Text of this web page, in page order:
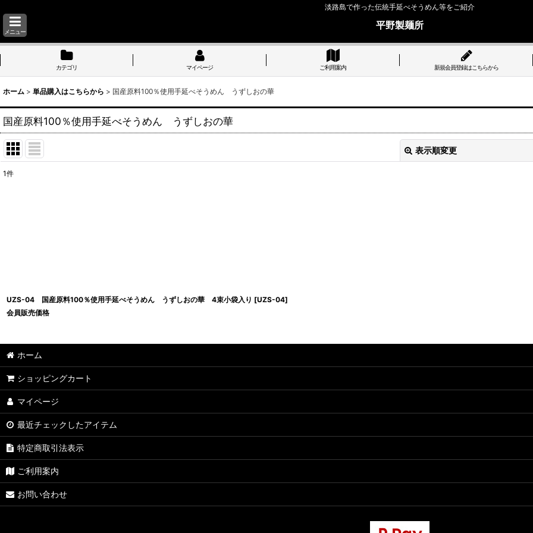
淡路島で作った伝統手延べそうめん等をご紹介
メニュー
平野製麺所
カテゴリ マイページ ご利用案内 新規会員登録はこちらから
ホーム > 単品購入はこちらから > 国産原料100％使用手延べそうめん うずしおの華
国産原料100％使用手延べそうめん うずしおの華
表示順変更
1件
UZS-04 国産原料100％使用手延べそうめん うずしおの華 4束小袋入り [UZS-04]
会員販売価格
ホーム
ショッピングカート
マイページ
最近チェックしたアイテム
特定商取引法表示
ご利用案内
お問い合わせ